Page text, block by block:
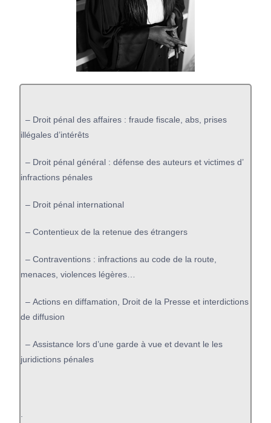
– Droit pénal des affaires : fraude fiscale, abs, prises
illégales d’intérêts
– Droit pénal général : défense des auteurs et victimes d’
infractions pénales
– Droit pénal international
– Contentieux de la retenue des étrangers
– Contraventions : infractions au code de la route,
menaces, violences légères…
– Actions en diffamation, Droit de la Presse et interdictions
de diffusion
– Assistance lors d’une garde à vue et devant le les
juridictions pénales